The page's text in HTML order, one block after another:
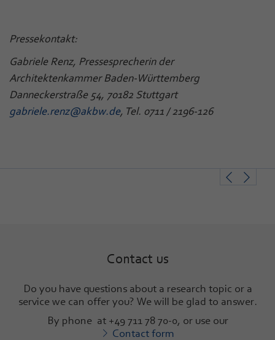
Pressekontakt:
Gabriele Renz, Pressesprecherin der
Architektenkammer Baden-Württemberg
Danneckerstraße 54, 70182 Stuttgart
gabriele.renz@akbw.de, Tel. 0711 / 2196-126
Contact us
Do you have questions about a research topic or a
service we can offer you? We will be glad to answer.
By phone at +49 711 78 70-0, or use our
Contact form